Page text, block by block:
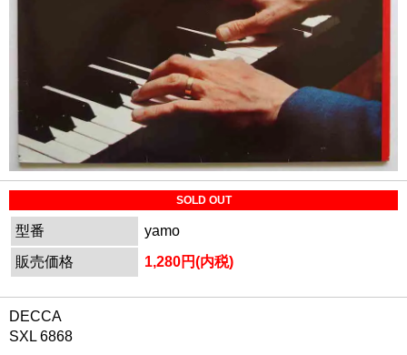
SOLD OUT
型番
yamo
販売価格
1,280円(内税)
DECCA
SXL 6868